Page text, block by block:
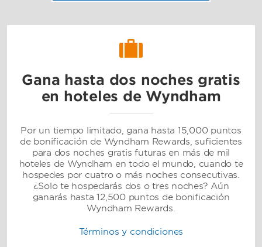
Gana hasta dos noches gratis
en hoteles de Wyndham
Por un tiempo limitado, gana hasta 15,000 puntos
de bonificación de Wyndham Rewards, suficientes
para dos noches gratis futuras en más de mil
hoteles de Wyndham en todo el mundo, cuando te
hospedes por cuatro o más noches consecutivas.
¿Solo te hospedarás dos o tres noches? Aún
ganarás hasta 12,500 puntos de bonificación
Wyndham Rewards.
Términos y condiciones